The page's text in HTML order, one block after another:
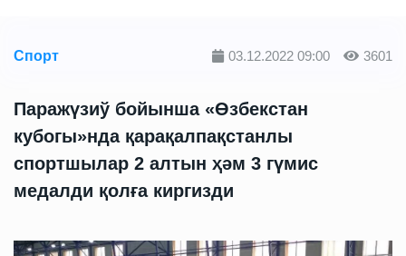
Спорт 03.12.2022 09:00 3601
Паражүзиў бойынша «Өзбекстан
кубогы»нда қарақалпақстанлы
спортшылар 2 алтын ҳәм 3 гүмис
медалди қолға киргизди